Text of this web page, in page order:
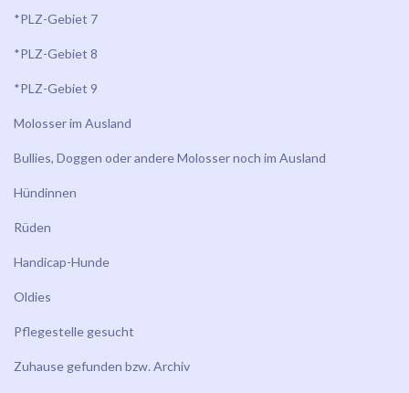
*PLZ-Gebiet 7
*PLZ-Gebiet 8
*PLZ-Gebiet 9
Molosser im Ausland
Bullies, Doggen oder andere Molosser noch im Ausland
Hündinnen
Rüden
Handicap-Hunde
Oldies
Pflegestelle gesucht
Zuhause gefunden bzw. Archiv